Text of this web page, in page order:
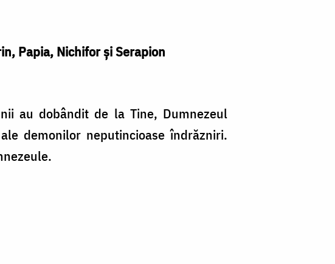
Papia, Nichifor şi Serapion
au dobândit de la Tine, Dumnezeul
demonilor neputincioase îndrăzniri.